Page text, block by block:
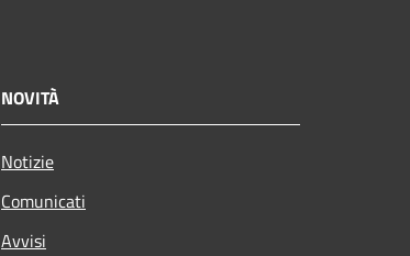
NOVITÀ
Notizie
Comunicati
Avvisi